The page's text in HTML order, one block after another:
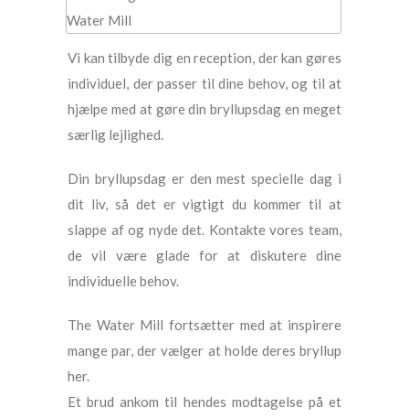
Vi kan tilbyde dig en reception, der kan gøres
individuel, der passer til dine behov, og til at
hjælpe med at gøre din bryllupsdag en meget
særlig lejlighed.
Din bryllupsdag er den mest specielle dag i
dit liv, så det er vigtigt du kommer til at
slappe af og nyde det. Kontakte vores team,
de vil være glade for at diskutere dine
individuelle behov.
The Water Mill fortsætter med at inspirere
mange par, der vælger at holde deres bryllup
her.
Et brud ankom til hendes modtagelse på et